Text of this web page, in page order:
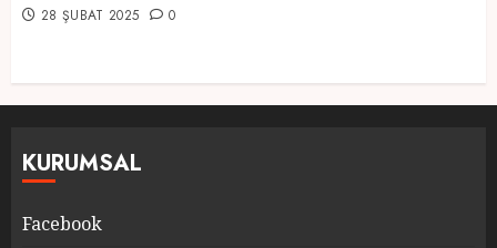
28 ŞUBAT 2025 0
KURUMSAL
Facebook